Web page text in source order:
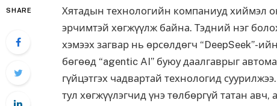
SHARE
Хятадын технологийн компаниуд хиймэл
эрчимтэй хөгжүүлж байна. Тэдний нэг
хэмээх загвар нь өрсөлдөгч “DeepSeek”-
бөгөөд “agentic AI” буюу даалгаврыг
гүйцэтгэх чадвартай технологид
тул хөгжүүлэгчид үнэ төлбөргүй татан